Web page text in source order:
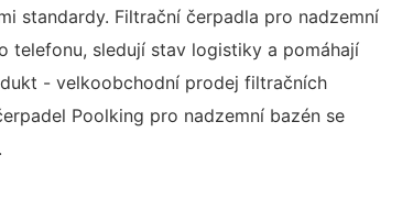
standardy. Filtrační čerpadla pro nadzemní
telefonu, sledují stav logistiky a pomáhají
- velkoobchodní prodej filtračních
Poolking pro nadzemní bazén se